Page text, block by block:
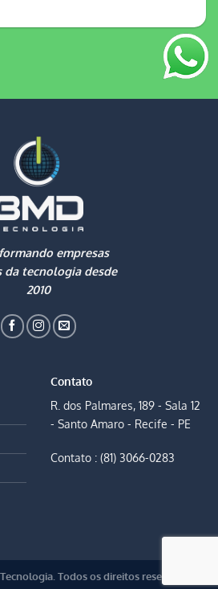
empresas
da tecnologia desde
2010
Contato
R. dos Palmares, 189 - Sala 12
- Santo Amaro - Recife - PE
Contato : (81) 3066-0283
Todos os direitos reservados.